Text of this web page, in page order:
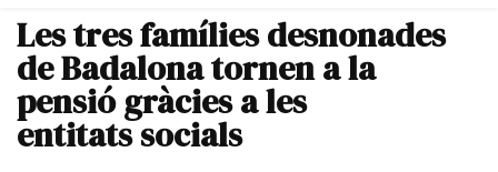
Les tres famílies desnonades
de Badalona tornen a la
pensió gràcies a les
entitats socials